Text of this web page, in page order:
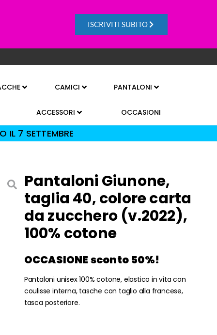
ISCRIVITI SUBITO
CAMICI PANTALONI
ACCESSORI OCCASIONI
IL 7 SETTEMBRE
Pantaloni Giunone,
taglia 40, colore carta
da zucchero (v.2022),
100% cotone
OCCASIONE sconto 50%!
Pantaloni unisex 100% cotone, elastico in vita con
coulisse interna, tasche con taglio alla francese,
tasca posteriore.